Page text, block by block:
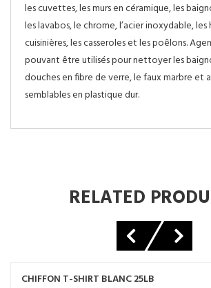
les cuvettes, les murs en céramique, les
les lavabos, le chrome, l’acier inoxydable,
cuisinières, les casseroles et les poêlons.
pouvant être utilisés pour nettoyer les
douches en fibre de verre, le faux marbre et
semblables en plastique dur.
RELATED
CHIFFON T-SHIRT BLANC 25LB